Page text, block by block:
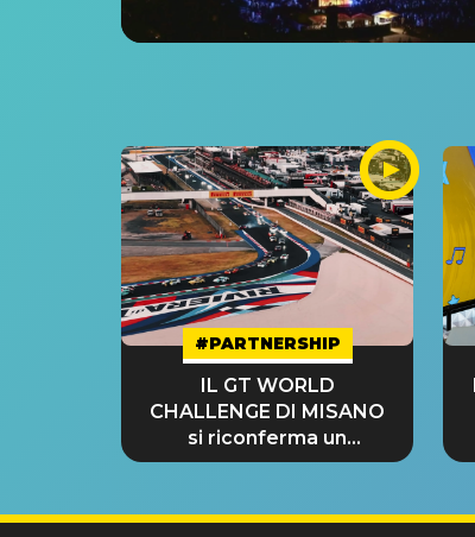
#PARTNERSHIP
IL GT WORLD
CHALLENGE DI MISANO
si riconferma un
GRANDE SUCCESSO!